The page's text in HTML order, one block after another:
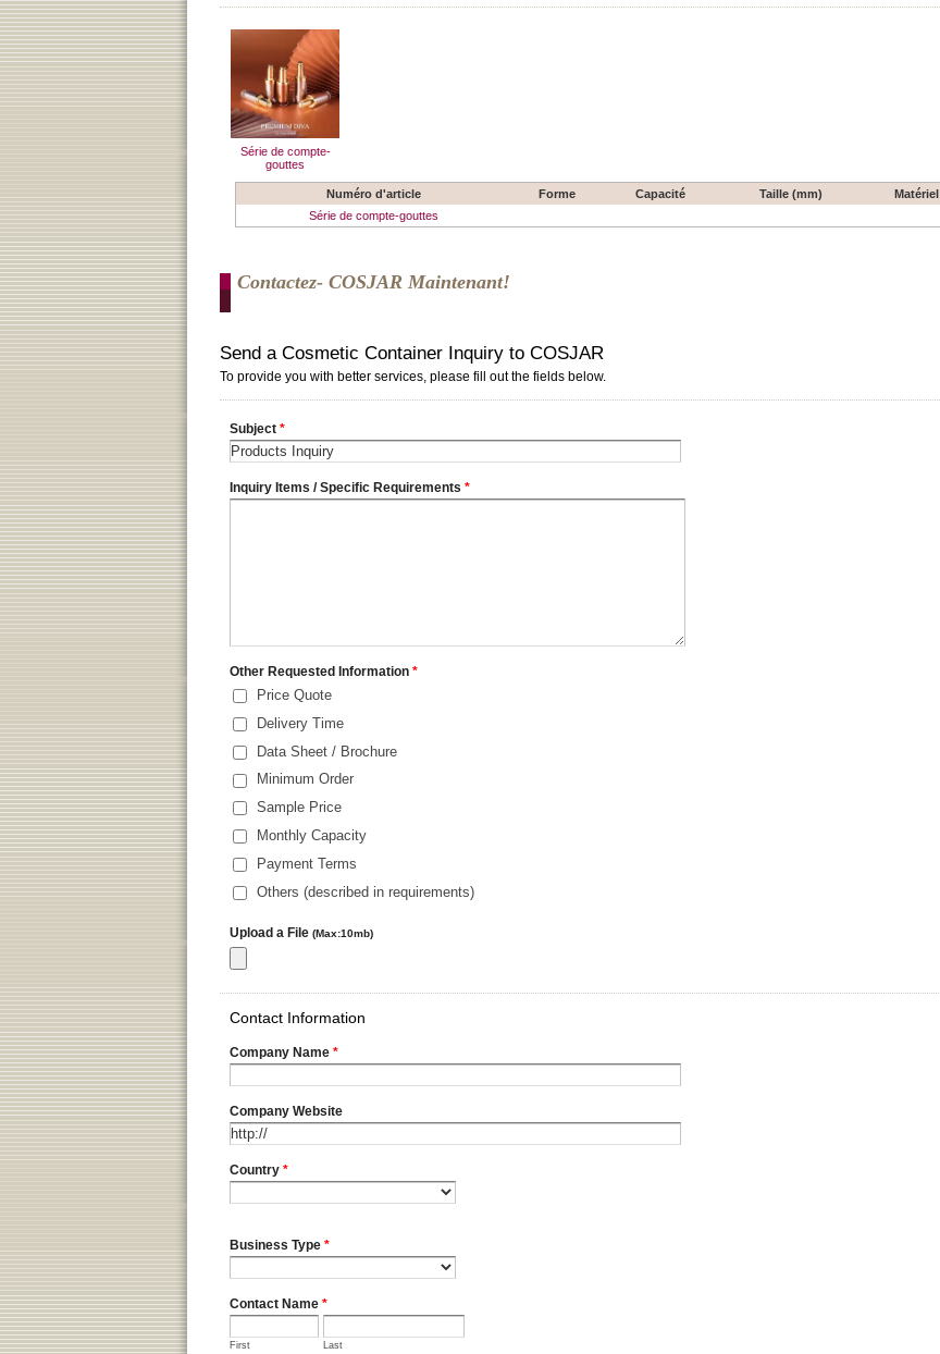
Série de compte-
gouttes
Numéro d'article Forme Capacité Taille (mm)
Matériel
Série de compte-gouttes
Contactez- COSJAR Maintenant!